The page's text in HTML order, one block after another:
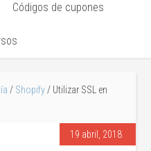
Códigos de cupones
/ Shopify / Utilizar SSL en
19 abril, 2018